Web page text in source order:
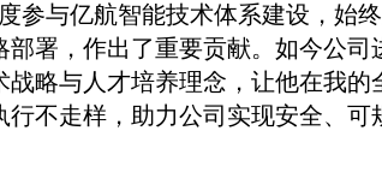
与亿航智能技术体系建设，始
署，作出了重要贡献。如今公司
略与人才培养理念，让他在我
不走样，助力公司实现安全、可